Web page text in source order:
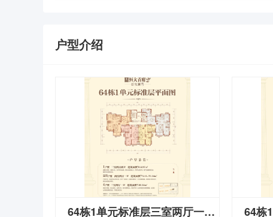
户型介绍
64栋1单元标准层三室两厅一卫